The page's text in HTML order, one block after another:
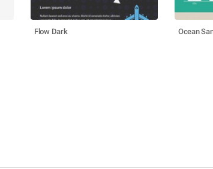
Flow Dark Ocean